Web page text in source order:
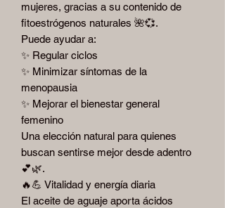
mujeres, gracias a su contenido de
fitoestrógenos naturales 🌺💞.
Puede ayudar a:
✨ Regular ciclos
✨ Minimizar síntomas de la
menopausia
✨ Mejorar el bienestar general
femenino
Una elección natural para quienes
buscan sentirse mejor desde adentro
💕🌿.
🔥💪 Vitalidad y energía diaria
El aceite de aguaje aporta ácidos